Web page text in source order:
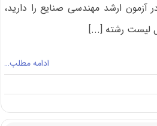
ارشد مهندسی صنایع را دارید،
لیست رشته [...]
ادامه مطلب…